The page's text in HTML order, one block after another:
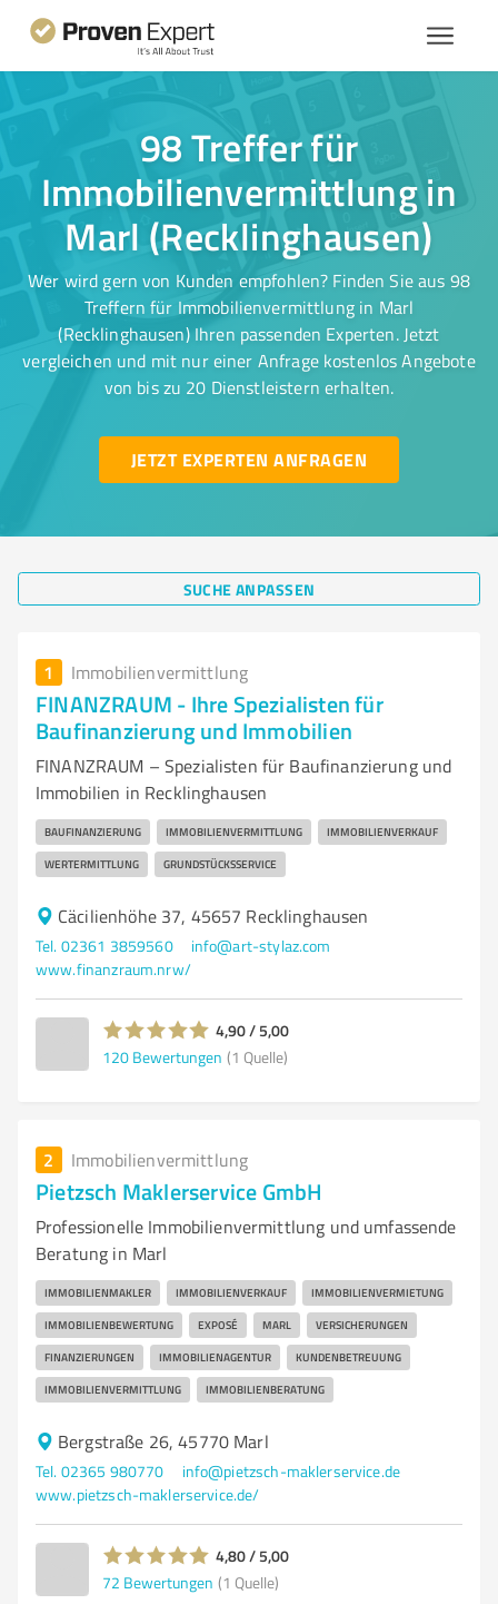
98 Treffer für
Immobilienvermittlung in
Marl (Recklinghausen)
Wer wird gern von Kunden empfohlen? Finden Sie aus 98
Treffern für Immobilienvermittlung in Marl
(Recklinghausen) Ihren passenden Experten. Jetzt
vergleichen und mit nur einer Anfrage kostenlos Angebote
von bis zu 20 Dienstleistern erhalten.
JETZT EXPERTEN ANFRAGEN
SUCHE ANPASSEN
1 Immobilienvermittlung
FINANZRAUM - Ihre Spezialisten für
Baufinanzierung und Immobilien
FINANZRAUM – Spezialisten für Baufinanzierung und
Immobilien in Recklinghausen
BAUFINANZIERUNG IMMOBILIENVERMITTLUNG IMMOBILIENVERKAUF
WERTERMITTLUNG GRUNDSTÜCKSSERVICE
Cäcilienhöhe 37, 45657 Recklinghausen
Tel. 02361 3859560
info@art-stylaz.com
www.finanzraum.nrw/
4,90 / 5,00
120 Bewertungen (1 Quelle)
2 Immobilienvermittlung
Pietzsch Maklerservice GmbH
Professionelle Immobilienvermittlung und umfassende
Beratung in Marl
IMMOBILIENMAKLER IMMOBILIENVERKAUF IMMOBILIENVERMIETUNG
IMMOBILIENBEWERTUNG EXPOSÉ MARL VERSICHERUNGEN
FINANZIERUNGEN IMMOBILIENAGENTUR KUNDENBETREUUNG
IMMOBILIENVERMITTLUNG IMMOBILIENBERATUNG
Bergstraße 26, 45770 Marl
Tel. 02365 980770
info@pietzsch-maklerservice.de
www.pietzsch-maklerservice.de/
4,80 / 5,00
72 Bewertungen (1 Quelle)